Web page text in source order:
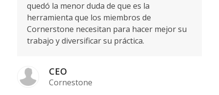
quedó la menor duda de que es la
herramienta que los miembros de
Cornerstone necesitan para hacer mejor su
trabajo y diversificar su práctica.
CEO
Cornestone